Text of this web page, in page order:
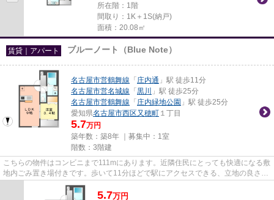
所在階：1階
間取り：1K＋1S(納戸)
面積：20.08㎡
賃貸｜アパート ブルーノート（Blue Note）
名古屋市営鶴舞線 「 庄内通 」駅 徒歩11分
名古屋市営名城線 「 黒川
」駅 徒歩25分
名古屋市営鶴舞線 「 庄内緑地公園 」駅 徒歩25分
愛知県名古屋市西区又穂町 １丁目
5.7万円
築年数：築8年 ｜募集中： 1室
階数：3階建
こちらの物件はコンビニまで111mにあります。近隣住民にとっても快適になる敷
地内ごみ置き場付きです。歩いて11分ほどで駅にアクセスできる、立地の良さも
魅力の物件です。当社イチオ...
5.7万円